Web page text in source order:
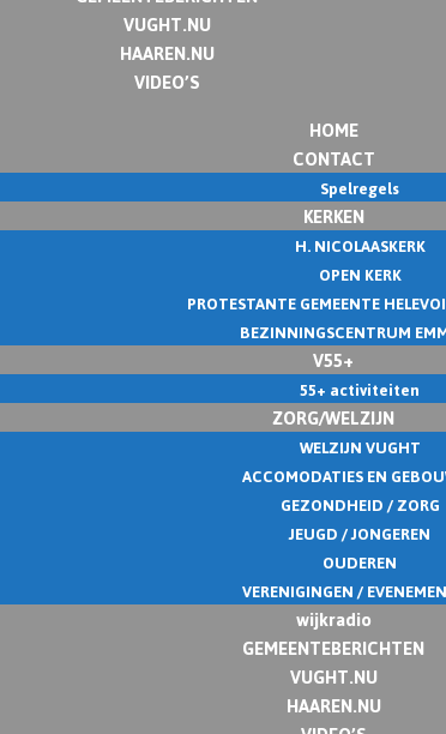
VUGHT.NU
HAAREN.NU
VIDEO’S
HOME
CONTACT
Spelregels
KERKEN
H. NICOLAASKERK
OPEN KERK
PROTESTANTE GEMEENTE
BEZINNINGSCENTRUM
V55+
55+ activiteiten
ZORG/WELZIJN
WELZIJN VUGHT
ACCOMODATIES EN
GEZONDHEID / ZORG
JEUGD / JONGEREN
OUDEREN
VERENIGINGEN /
wijkradio
GEMEENTEBERICHTEN
VUGHT.NU
HAAREN.NU